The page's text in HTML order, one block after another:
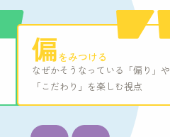
偏をみつける
なぜかそうなっている「偏り」や
「こだわり」を楽しむ視点